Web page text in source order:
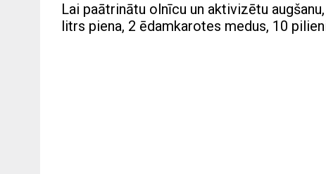
Lai paātrinātu olnīcu un aktivizētu
litrs piena, 2 ēdamkarotes medus, 10